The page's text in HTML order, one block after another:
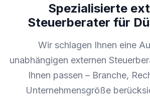
Spezialisierte
Steuerberater für
Wir schlagen Ihnen eine
unabhängigen externen
Ihnen passen – Branche,
Unternehmensgröße